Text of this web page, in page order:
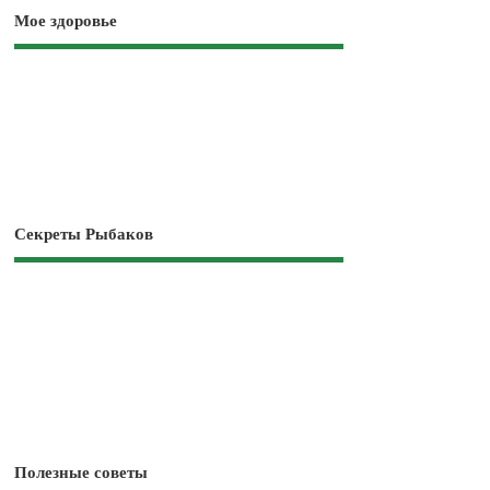
Мое здоровье
Секреты Рыбаков
Полезные советы